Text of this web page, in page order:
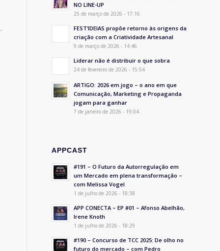
NO LINE-UP
25 de março de 2026 - 17:16
FEST’IDEIAS propõe retorno às origens da
criação com a Criatividade Artesanal
9 de março de 2026 - 14:46
Liderar não é distribuir o que sobra
24 de fevereiro de 2026 - 15:54
ARTIGO: 2026 em jogo – o ano em que
Comunicação, Marketing e Propaganda
jogam para ganhar
7 de janeiro de 2026 - 19:04
APPCAST
#191 – O Futuro da Autorregulação em
um Mercado em plena transformação –
com Melissa Vogel
1 de julho de 2026 - 18:38
APP CONECTA – EP #01 – Afonso Abelhão,
Irene Knoth
1 de julho de 2026 - 18:29
#190 – Concurso de TCC 2025: De olho no
futuro do mercado – com Pedro